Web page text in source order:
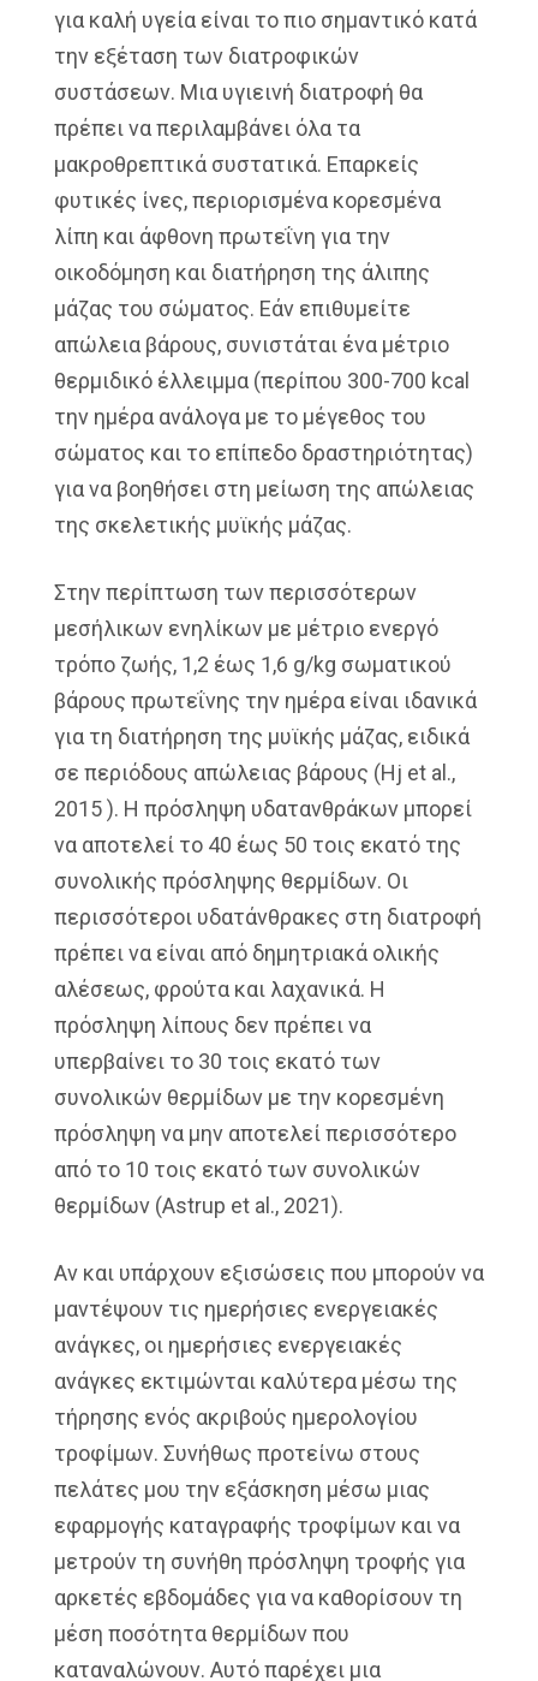
για καλή υγεία είναι το πιο σημαντικό κατά
την εξέταση των διατροφικών
συστάσεων. Μια υγιεινή διατροφή θα
πρέπει να περιλαμβάνει όλα τα
μακροθρεπτικά συστατικά. Επαρκείς
φυτικές ίνες, περιορισμένα κορεσμένα
λίπη και άφθονη πρωτεΐνη για την
οικοδόμηση και διατήρηση της άλιπης
μάζας του σώματος. Εάν επιθυμείτε
απώλεια βάρους, συνιστάται ένα μέτριο
θερμιδικό έλλειμμα (περίπου 300-700 kcal
την ημέρα ανάλογα με το μέγεθος του
σώματος και το επίπεδο δραστηριότητας)
για να βοηθήσει στη μείωση της απώλειας
της σκελετικής μυϊκής μάζας.
Στην περίπτωση των περισσότερων
μεσήλικων ενηλίκων με μέτριο ενεργό
τρόπο ζωής, 1,2 έως 1,6 g/kg σωματικού
βάρους πρωτεΐνης την ημέρα είναι ιδανικά
για τη διατήρηση της μυϊκής μάζας, ειδικά
σε περιόδους απώλειας βάρους (Hj et al.,
2015 ). Η πρόσληψη υδατανθράκων μπορεί
να αποτελεί το 40 έως 50 τοις εκατό της
συνολικής πρόσληψης θερμίδων. Οι
περισσότεροι υδατάνθρακες στη διατροφή
πρέπει να είναι από δημητριακά ολικής
αλέσεως, φρούτα και λαχανικά. Η
πρόσληψη λίπους δεν πρέπει να
υπερβαίνει το 30 τοις εκατό των
συνολικών θερμίδων με την κορεσμένη
πρόσληψη να μην αποτελεί περισσότερο
από το 10 τοις εκατό των συνολικών
θερμίδων (Astrup et al., 2021).
Αν και υπάρχουν εξισώσεις που μπορούν να
μαντέψουν τις ημερήσιες ενεργειακές
ανάγκες, οι ημερήσιες ενεργειακές
ανάγκες εκτιμώνται καλύτερα μέσω της
τήρησης ενός ακριβούς ημερολογίου
τροφίμων. Συνήθως προτείνω στους
πελάτες μου την εξάσκηση μέσω μιας
εφαρμογής καταγραφής τροφίμων και να
μετρούν τη συνήθη πρόσληψη τροφής για
αρκετές εβδομάδες για να καθορίσουν τη
μέση ποσότητα θερμίδων που
καταναλώνουν. Αυτό παρέχει μια